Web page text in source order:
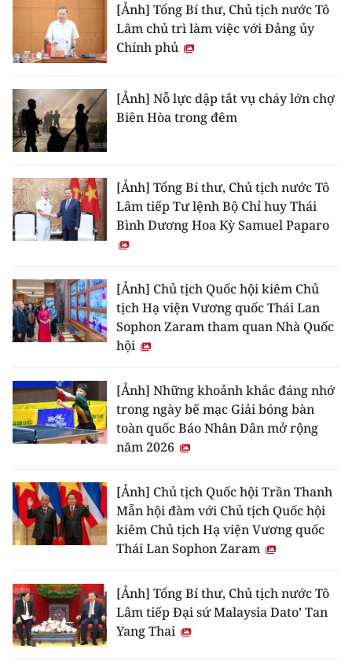
[Ảnh] Tổng Bí thư, Chủ tịch nước Tô
Lâm chủ trì làm việc với Đảng ủy
Chính phủ
[Ảnh] Nỗ lực dập tắt vụ cháy lớn chợ
Biên Hòa trong đêm
[Ảnh] Tổng Bí thư, Chủ tịch nước Tô
Lâm tiếp Tư lệnh Bộ Chỉ huy Thái
Bình Dương Hoa Kỳ Samuel Paparo
[Ảnh] Chủ tịch Quốc hội kiêm Chủ
tịch Hạ viện Vương quốc Thái Lan
Sophon Zaram tham quan Nhà Quốc
hội
[Ảnh] Những khoảnh khắc đáng nhớ
trong ngày bế mạc Giải bóng bàn
toàn quốc Báo Nhân Dân mở rộng
năm 2026
[Ảnh] Chủ tịch Quốc hội Trần Thanh
Mẫn hội đàm với Chủ tịch Quốc hội
kiêm Chủ tịch Hạ viện Vương quốc
Thái Lan Sophon Zaram
[Ảnh] Tổng Bí thư, Chủ tịch nước Tô
Lâm tiếp Đại sứ Malaysia Dato’ Tan
Yang Thai